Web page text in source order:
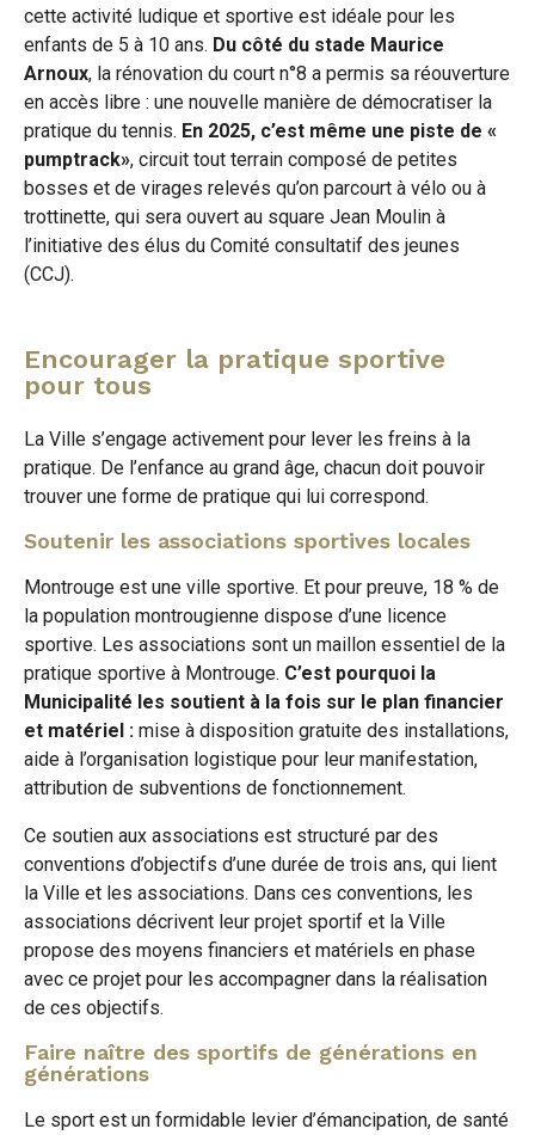
cette activité ludique et sportive est idéale pour les
enfants de 5 à 10 ans. Du côté du stade Maurice
Arnoux, la rénovation du court n°8 a permis sa réouverture
en accès libre : une nouvelle manière de démocratiser la
pratique du tennis. En 2025, c’est même une piste de «
pumptrack», circuit tout terrain composé de petites
bosses et de virages relevés qu’on parcourt à vélo ou à
trottinette, qui sera ouvert au square Jean Moulin à
l’initiative des élus du Comité consultatif des jeunes
(CCJ).
Encourager la pratique sportive
pour tous
La Ville s’engage activement pour lever les freins à la
pratique. De l’enfance au grand âge, chacun doit pouvoir
trouver une forme de pratique qui lui correspond.
Soutenir les associations sportives locales
Montrouge est une ville sportive. Et pour preuve, 18 % de
la population montrougienne dispose d’une licence
sportive. Les associations sont un maillon essentiel de la
pratique sportive à Montrouge. C’est pourquoi la
Municipalité les soutient à la fois sur le plan financier
et matériel : mise à disposition gratuite des installations,
aide à l’organisation logistique pour leur manifestation,
attribution de subventions de fonctionnement.
Ce soutien aux associations est structuré par des
conventions d’objectifs d’une durée de trois ans, qui lient
la Ville et les associations. Dans ces conventions, les
associations décrivent leur projet sportif et la Ville
propose des moyens financiers et matériels en phase
avec ce projet pour les accompagner dans la réalisation
de ces objectifs.
Faire naître des sportifs de générations en
générations
Le sport est un formidable levier d’émancipation, de santé